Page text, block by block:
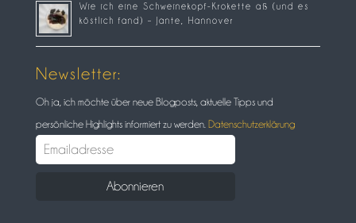
Wie ich eine Schweinekopf-Krokette aß (und es
köstlich fand) – Jante, Hannover
Newsletter:
Oh ja, ich möchte über neue Blogposts, aktuelle Tipps und
persönliche Highlights informiert zu werden. Datenschutzerklärung